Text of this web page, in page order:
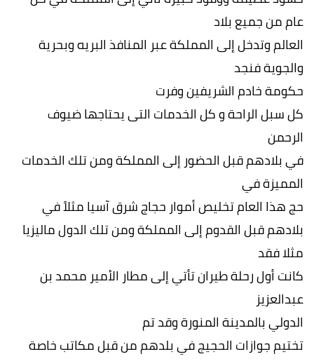
عام من جميع بلاد
العالم وتدخل إلى المملكة عبر المنافذ البريه وبحرية
والجوية فنجد
حكومة خادم الشريفين وفرت
كل سبل الراحة و كل الخدمات التى يحتاجها ضيوف
الرحمن
في بلادهم قبل الحضور إلى المملكة ومن تلك الخدمات
المميزة في
حج هذا العام تخليص أموار حجاج شرق آسيا مثلاً في
بلادهم قبل القدوم إلى المملكة ومن تلك الدول ماليزيا
مثلا فقد
كانت أول رحلة طيران تأتي إلى مطار الأمير محمد بن
عبدالعزيز
الدولي بالمدينة المنورة وقد تم
تختيم جوازات الحجيج في بلدهم من قبل مكاتب خاصة